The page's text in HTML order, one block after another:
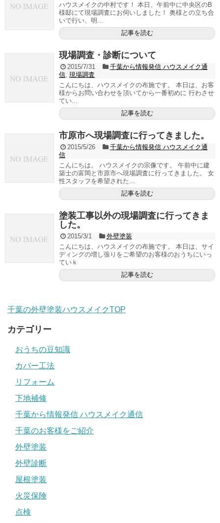
ハウスメイクの中村です！ 本日、午前中に中央区のB
様邸にて現場調査にお伺いしました！ 奥様との立ち合
いで行い、明...
記事を読む
現場調査・診断について
2015/7/31
千葉から情報発信 ハウスメイク通
信 現場調査
こんにちは、ハウスメイクの布施です。 本日は、お客
様からお問い合わせを頂いてから一番初めに 行わさせ
てい...
記事を読む
市原市へ現場調査に行ってきました。
2015/5/26
千葉から情報発信 ハウスメイク通
信
こんにちは。 ハウスメイクの宗像です。 午前中に建
築士の富岡と市原市へ現場調査に行ってきました。 女
性スタッフを希望された...
記事を読む
塗装工事以外の現場調査に行ってきま
した。
2015/3/1
外壁塗装
こんにちは、ハウスメイクの布施です。 本日は、サイ
ディングの増し張りをご希望のお客様のおうちにいっ
ていｋ
記事を読む
千葉の外壁塗装ハウスメイクTOP
カテゴリー
おうちの豆知識
カバー工法
リフォーム
下地補修
千葉から情報発信 ハウスメイク通信
千葉のお客様をご紹介
外壁塗装
外壁診断
屋根塗装
火災保険
点検